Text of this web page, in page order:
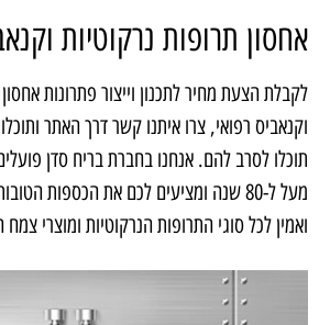
אחסון תרופות נרקוטיות
לקבלת הצעת מחיר לתכנון וייצור פתרונות
וקנאביס רפואי, צרו איתנו קשר דרך האתר
תוכלו לסרב להם. אנחנו בחברת בריח סדן
מעל ל-80 שנה ומציעים לכם את הכספות
ואמין לכל סוגי התרופות הנרקוטיות ומוצרי